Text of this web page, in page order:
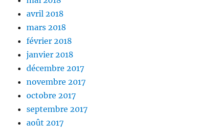
avril 2018
mars 2018
février 2018
janvier 2018
décembre 2017
novembre 2017
octobre 2017
septembre 2017
août 2017